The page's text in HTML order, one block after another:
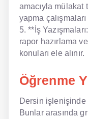
amacıyla mülakat
yapma
5. **İş
rapor hazırlama
konuları ele alınır.
Öğrenme
Dersin işlenişinde
Bunlar arasında